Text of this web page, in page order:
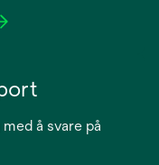
å svare på